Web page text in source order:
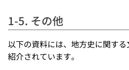
1-5. その他
以下の資料には、地方史に関す
紹介されています。